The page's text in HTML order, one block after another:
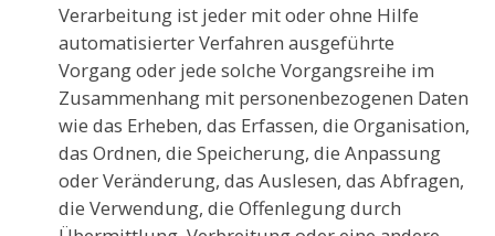
Verarbeitung ist jeder mit oder ohne Hilfe
automatisierter Verfahren ausgeführte
Vorgang oder jede solche Vorgangsreihe im
Zusammenhang mit personenbezogenen Daten
wie das Erheben, das Erfassen, die Organisation,
das Ordnen, die Speicherung, die Anpassung
oder Veränderung, das Auslesen, das Abfragen,
die Verwendung, die Offenlegung durch